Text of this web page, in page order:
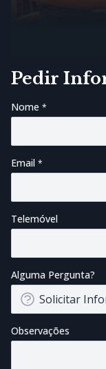
Pedir
Nome
Email
Telemóvel
Alguma Pergunta?
Observações